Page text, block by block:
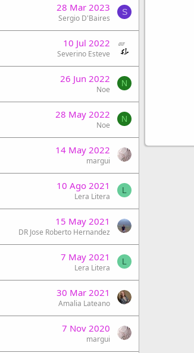
28 Mar 2023
Sergio D'Baires
S
10 Jul 2022
Severino Esteve
26 Jun 2022
Noe
N
28 May 2022
Noe
N
14 May 2022
margui
10 Ago 2021
Lera Litera
L
15 May 2021
DR Jose Roberto Hernandez
7 May 2021
Lera Litera
L
30 Mar 2021
Amalia Lateano
7 Nov 2020
margui